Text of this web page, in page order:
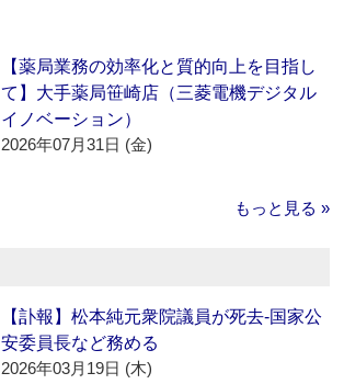
【薬局業務の効率化と質的向上を目指し
て】大手薬局笹崎店（三菱電機デジタル
イノベーション）
2026年07月31日 (金)
もっと見る »
【訃報】松本純元衆院議員が死去‐国家公
安委員長など務める
2026年03月19日 (木)